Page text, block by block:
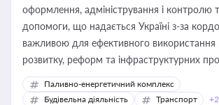
оформлення, адміністрування і контролю
допомоги, що надається Україні з-за
важливою для ефективного використання
розвитку, реформ та інфраструктурних
Паливно-енергетичний комплекс
Будівельна діяльність
Транспорт +2